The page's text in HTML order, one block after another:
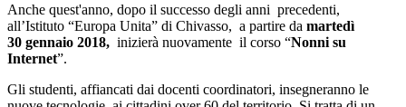
Anche quest'anno, dopo il successo degli anni precedenti,
all’Istituto “Europa Unita” di Chivasso, a partire da martedì
30 gennaio 2018, inizierà nuovamente il corso “Nonni su
Internet”.
Gli studenti, affiancati dai docenti coordinatori, insegneranno le